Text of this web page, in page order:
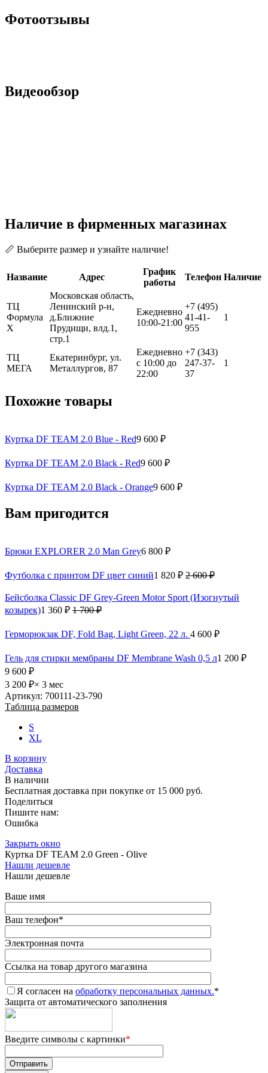
Фотоотзывы
Видеообзор
Наличие в фирменных магазинах
📏 Выберите размер и узнайте наличие!
Название Адрес
График
работы
Телефон Наличие
ТЦ
Формула
Х
Московская область,
Ленинский р-н,
д.Ближние
Прудищи, влд.1,
стр.1
Ежедневно
10:00-21:00
+7 (495)
41-41-
955
1
ТЦ
МЕГА
Екатеринбург, ул.
Металлургов, 87
Ежедневно
с 10:00 до
22:00
+7 (343)
247-37-
37
1
Похожие товары
Куртка DF TEAM 2.0 Blue - Red9 600 ₽
Куртка DF TEAM 2.0 Black - Red9 600 ₽
Куртка DF TEAM 2.0 Black - Orange9 600 ₽
Вам пригодится
Брюки EXPLORER 2.0 Man Grey6 800 ₽
Футболка с принтом DF цвет синий1 820 ₽ 2 600 ₽
Бейсболка Classic DF Grey-Green Motor Sport (Изогнутый
козырек)1 360 ₽ 1 700 ₽
Герморюкзак DF, Fold Bag, Light Green, 22 л. 4 600 ₽
Гель для стирки мембраны DF Membrane Wash 0,5 л1 200 ₽
9 600 ₽
3 200 ₽× 3 мес
Артикул: 700111-23-790
Таблица размеров
S
XL
В корзину
Доставка
В наличии
Бесплатная доставка при покупке от 15 000 руб.
Поделиться
Пишите нам:
Ошибка
Закрыть окно
Куртка DF TEAM 2.0 Green - Olive
Нашли дешевле
Нашли дешевле
Ваше имя
Ваш телефон*
Электронная почта
Ссылка на товар другого магазина
Я согласен на обработку персональных данных.*
Защита от автоматического заполнения
Введите символы с картинки*